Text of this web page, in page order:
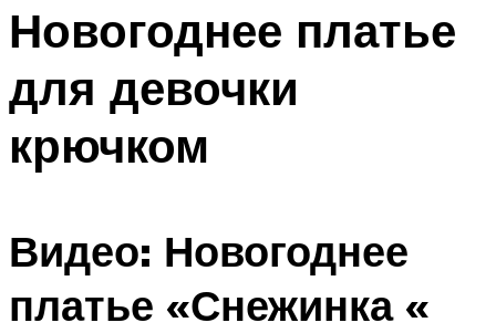
Новогоднее платье
для девочки
крючком
Видео: Новогоднее
платье «Снежинка «